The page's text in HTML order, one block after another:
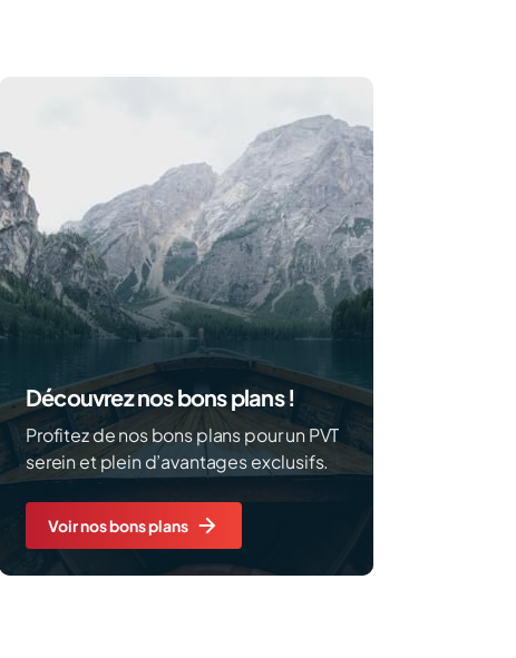
Découvrez nos bons plans !
Profitez de nos bons plans pour un PVT
serein et plein d’avantages exclusifs.
Voir nos bons plans